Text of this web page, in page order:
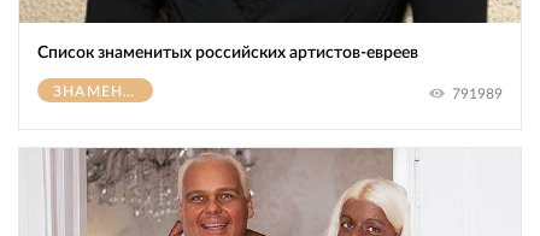
Список знаменитых российских артистов-евреев
ЗНАМЕНИТОСТИ 791989